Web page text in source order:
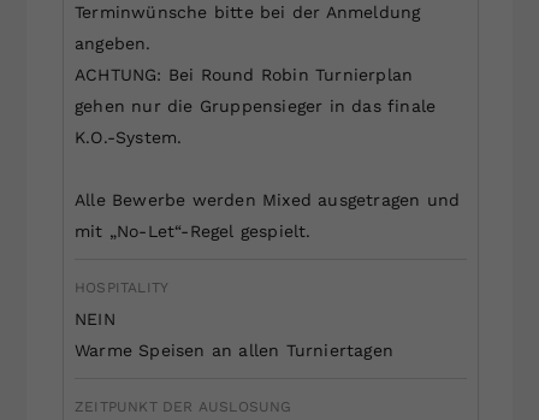
Terminwünsche bitte bei der Anmeldung
angeben.
ACHTUNG: Bei Round Robin Turnierplan
gehen nur die Gruppensieger in das finale
K.O.-System.
Alle Bewerbe werden Mixed ausgetragen und
mit „No-Let“-Regel gespielt.
HOSPITALITY
NEIN
Warme Speisen an allen Turniertagen
ZEITPUNKT DER AUSLOSUNG